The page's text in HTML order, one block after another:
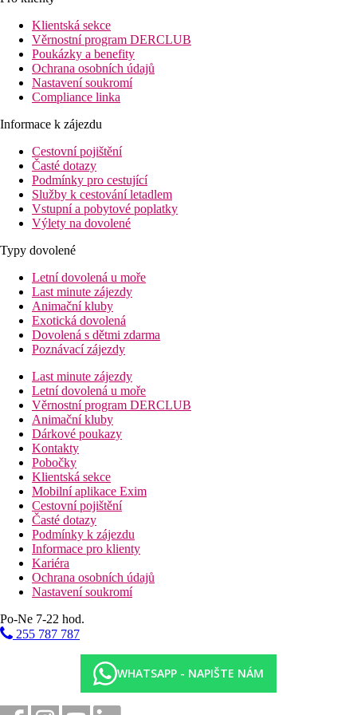
Vzdálenost od nejbližšího letiště
Pláž
Hotel přímo u pláže
Bazény
Lehátka a slunečníky u bazénu zdarma
Bar u bazénu
Fotogalerie
Klientská sekce
Věrnostní program DERCLUB
Poukázky a benefity
Ochrana osobních údajů
Nastavení soukromí
Compliance linka
Informace k zájezdu
Cestovní pojištění
Časté dotazy
Podmínky pro cestující
Služby k cestování letadlem
Vstupní a pobytové poplatky
Výlety na dovolené
Typy dovolené
Letní dovolená u moře
Last minute zájezdy
Animační kluby
Exotická dovolená
Dovolená s dětmi zdarma
Poznávací zájezdy
Last minute zájezdy
Letní dovolená u moře
Věrnostní program DERCLUB
Animační kluby
Dárkové poukazy
Kontakty
Pobočky
Klientská sekce
Mobilní aplikace Exim
Cestovní pojištění
Časté dotazy
Podmínky k zájezdu
Informace pro klienty
Kariéra
Ochrana osobních údajů
Nastavení soukromí
Po-Ne 7-22 hod.
255 787 787
WHATSAPP - NAPIŠTE NÁM